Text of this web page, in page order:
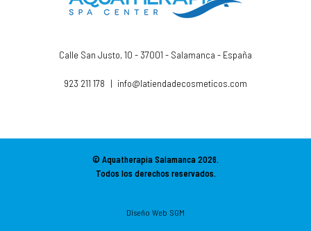
Calle San Justo, 10 - 37001 - Salamanca - España
923 211 178 | info@latiendadecosmeticos.com
© Aquatherapia Salamanca2026.
Todos los derechos reservados.
Diseño Web SGM